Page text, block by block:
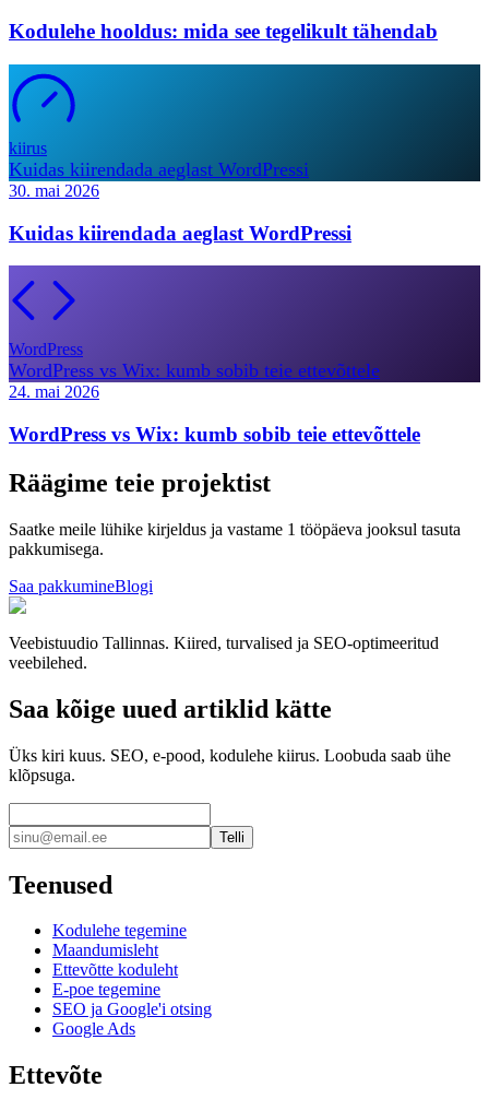
Kodulehe hooldus: mida see tegelikult tähendab
kiirus
Kuidas kiirendada aeglast WordPressi
30. mai 2026
Kuidas kiirendada aeglast WordPressi
WordPress
WordPress vs Wix: kumb sobib teie ettevõttele
24. mai 2026
WordPress vs Wix: kumb sobib teie ettevõttele
Räägime teie projektist
Saatke meile lühike kirjeldus ja vastame 1 tööpäeva jooksul tasuta
pakkumisega.
Saa pakkumineBlogi
Veebistuudio Tallinnas. Kiired, turvalised ja SEO-optimeeritud
veebilehed.
Saa kõige uued artiklid kätte
Üks kiri kuus. SEO, e-pood, kodulehe kiirus. Loobuda saab ühe
klõpsuga.
Telli
Teenused
Kodulehe tegemine
Maandumisleht
Ettevõtte koduleht
E-poe tegemine
SEO ja Google'i otsing
Google Ads
Ettevõte